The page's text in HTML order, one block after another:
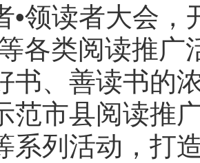
•领读者大会
各类阅读推
书、善读书的
范市县阅读推
系列活动，打